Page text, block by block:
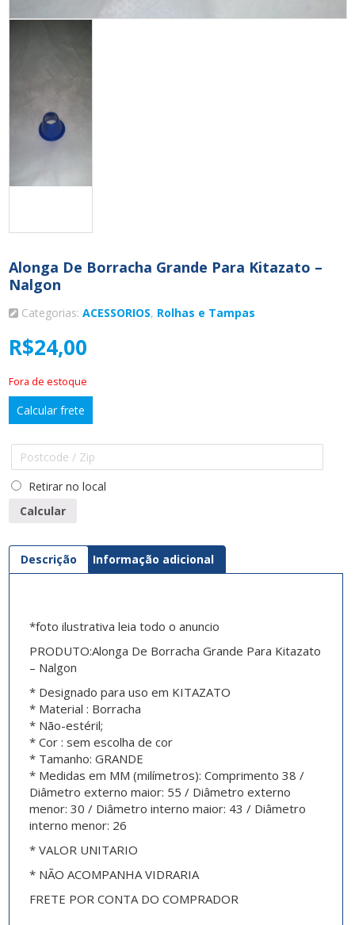
Alonga De Borracha Grande Para Kitazato –
Nalgon
Categorias: ACESSORIOS, Rolhas e Tampas
R$24,00
Fora de estoque
Calcular frete
Retirar no local
Calcular
Descrição Informação adicional
*foto ilustrativa leia todo o anuncio
PRODUTO:Alonga De Borracha Grande Para Kitazato
– Nalgon
* Designado para uso em KITAZATO
* Material : Borracha
* Não-estéril;
* Cor : sem escolha de cor
* Tamanho: GRANDE
* Medidas em MM (milímetros): Comprimento 38 /
Diâmetro externo maior: 55 / Diâmetro externo
menor: 30 / Diâmetro interno maior: 43 / Diâmetro
interno menor: 26
* VALOR UNITARIO
* NÃO ACOMPANHA VIDRARIA
FRETE POR CONTA DO COMPRADOR